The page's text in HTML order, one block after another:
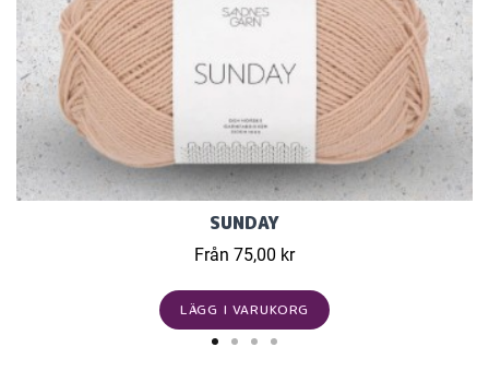
SUNDAY
Från 75,00 kr
LÄGG I VARUKORG